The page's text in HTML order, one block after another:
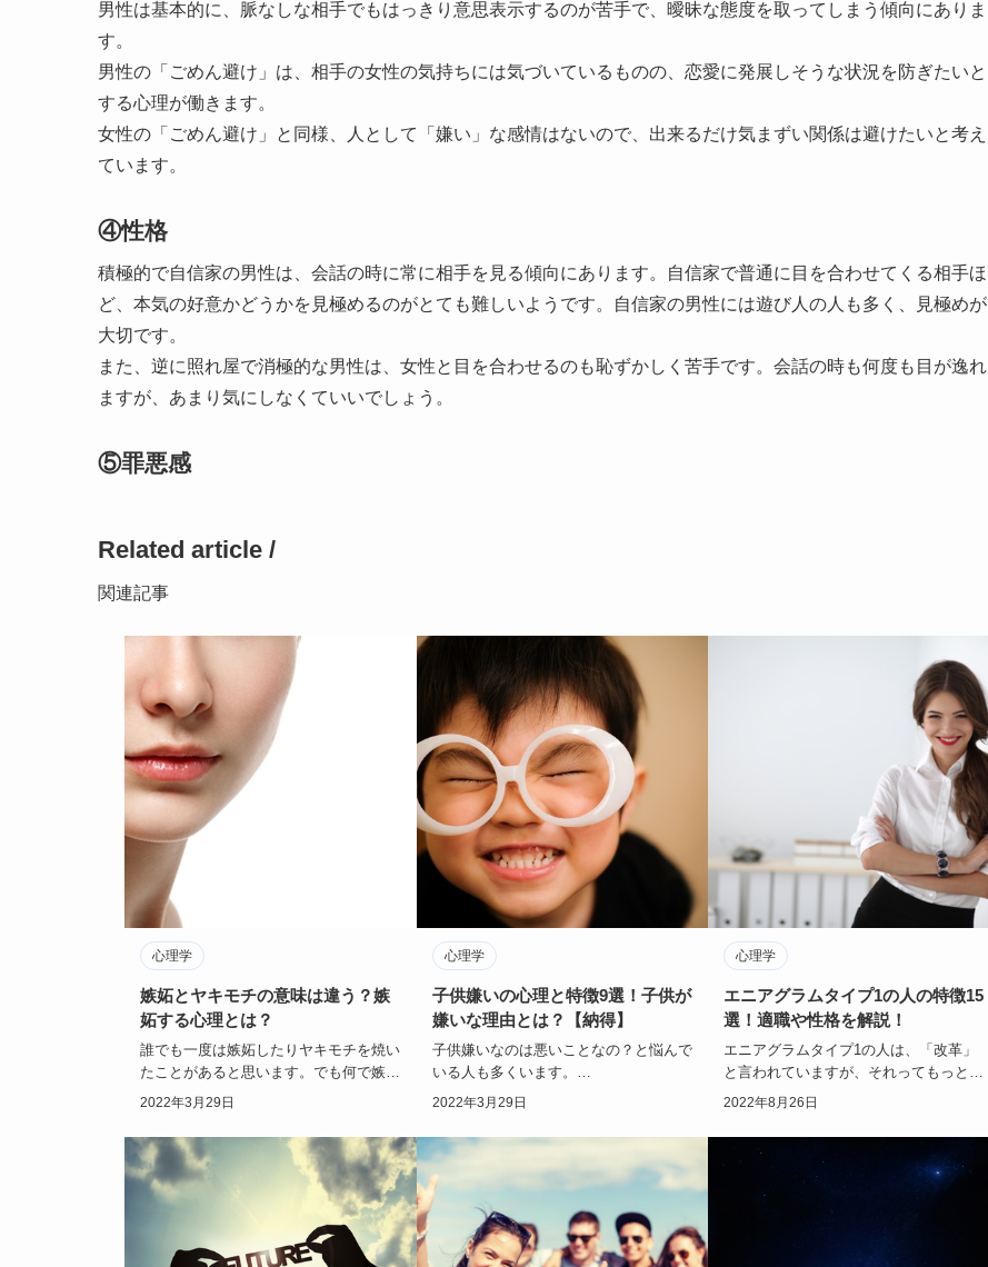
男性は基本的に、脈なしな相手でもはっきり意思表示するのが苦手で、曖昧な態度を取ってしまう傾向にありま
す。
男性の「ごめん避け」は、相手の女性の気持ちには気づいているものの、恋愛に発展しそうな状況を防ぎたいと
する心理が働きます。
女性の「ごめん避け」と同様、人として「嫌い」な感情はないので、出来るだけ気まずい関係は避けたいと考え
ています。
④性格
積極的で自信家の男性は、会話の時に常に相手を見る傾向にあります。自信家で普通に目を合わせてくる相手ほ
ど、本気の好意かどうかを見極めるのがとても難しいようです。自信家の男性には遊び人の人も多く、見極めが
大切です。
また、逆に照れ屋で消極的な男性は、女性と目を合わせるのも恥ずかしく苦手です。会話の時も何度も目が逸れ
ますが、あまり気にしなくていいでしょう。
⑤罪悪感
Related article /
関連記事
心理学
嫉妬とヤキモチの意味は違う？嫉
妬する心理とは？
誰でも一度は嫉妬したりヤキモチを焼い
たことがあると思います。でも何で嫉妬
やヤキモチという感情が出てしまうので
2022年3月29日
心理学
子供嫌いの心理と特徴9選！子供が
嫌いな理由とは？【納得】
子供嫌いなのは悪いことなの？と悩んで
いる人も多くいます。
結婚する為に子供嫌いを直したいけれ
2022年3月29日
心理学
エニアグラムタイプ1の人の特徴15
選！適職や性格を解説！
エニアグラムタイプ1の人は、「改革」
と言われていますが、それってもっと細
かく説明するとどうゆうことを表すので
…
2022年8月26日